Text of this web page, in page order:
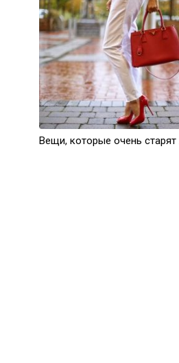
Вещи, которые очень